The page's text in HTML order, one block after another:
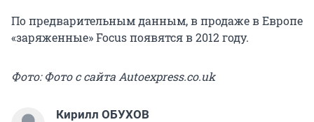
По предварительным данным, в продаже в Европе
«заряженные» Focus появятся в 2012 году.
Фото: Фото с сайта Autoexpress.co.uk
Кирилл ОБУХОВ